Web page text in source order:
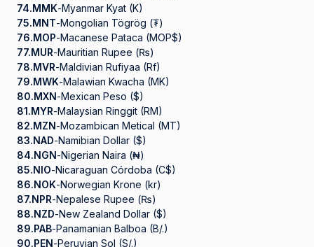
74.MMK-Myanmar Kyat (K)
75.MNT-Mongolian Tögrög (₮)
76.MOP-Macanese Pataca (MOP$)
77.MUR-Mauritian Rupee (₨)
78.MVR-Maldivian Rufiyaa (Rf)
79.MWK-Malawian Kwacha (MK)
80.MXN-Mexican Peso ($)
81.MYR-Malaysian Ringgit (RM)
82.MZN-Mozambican Metical (MT)
83.NAD-Namibian Dollar ($)
84.NGN-Nigerian Naira (₦)
85.NIO-Nicaraguan Córdoba (C$)
86.NOK-Norwegian Krone (kr)
87.NPR-Nepalese Rupee (₨)
88.NZD-New Zealand Dollar ($)
89.PAB-Panamanian Balboa (B/.)
90.PEN-Peruvian Sol (S/.)